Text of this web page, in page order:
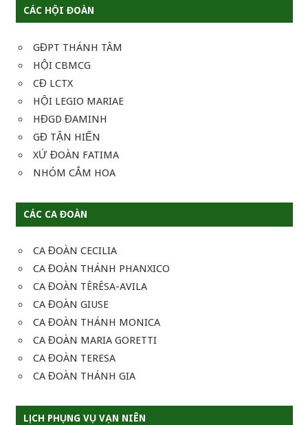
CÁC HỘI ĐOÀN
GĐPT THÁNH TÂM
HỘI CBMCG
CĐ LCTX
HỘI LEGIO MARIAE
HĐGD ĐAMINH
GĐ TẬN HIẾN
XỨ ĐOÀN FATIMA
NHÓM CẮM HOA
CÁC CA ĐOÀN
CA ĐOÀN CECILIA
CA ĐOÀN THÁNH PHANXICO
CA ĐOÀN TÊRÊSA-AVILA
CA ĐOÀN GIUSE
CA ĐOÀN THÁNH MONICA
CA ĐOÀN MARIA GORETTI
CA ĐOÀN TERESA
CA ĐOÀN THÁNH GIA
LỊCH PHỤNG VỤ VẠN NIÊN